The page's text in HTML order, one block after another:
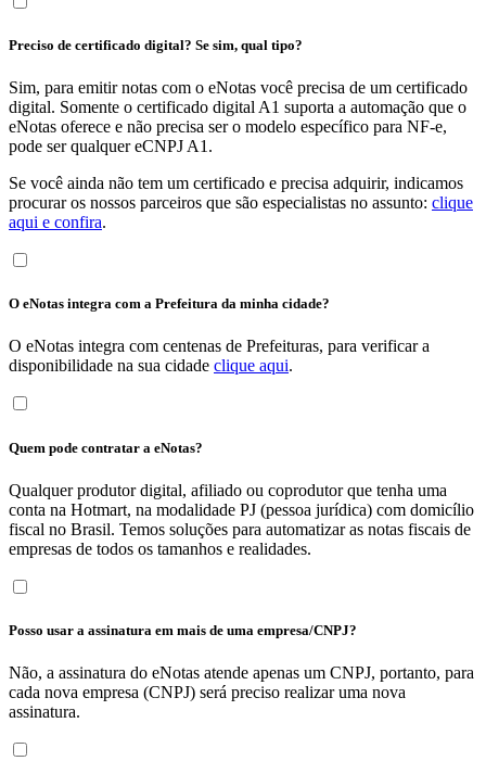
Preciso de certificado digital? Se sim, qual tipo?
Sim, para emitir notas com o eNotas você precisa de um certificado
digital. Somente o certificado digital A1 suporta a automação que o
eNotas oferece e não precisa ser o modelo específico para NF-e,
pode ser qualquer eCNPJ A1.
Se você ainda não tem um certificado e precisa adquirir, indicamos
procurar os nossos parceiros que são especialistas no assunto: clique
aqui e confira.
O eNotas integra com a Prefeitura da minha cidade?
O eNotas integra com centenas de Prefeituras, para verificar a
disponibilidade na sua cidade clique aqui.
Quem pode contratar a eNotas?
Qualquer produtor digital, afiliado ou coprodutor que tenha uma
conta na Hotmart, na modalidade PJ (pessoa jurídica) com domicílio
fiscal no Brasil. Temos soluções para automatizar as notas fiscais de
empresas de todos os tamanhos e realidades.
Posso usar a assinatura em mais de uma empresa/CNPJ?
Não, a assinatura do eNotas atende apenas um CNPJ, portanto, para
cada nova empresa (CNPJ) será preciso realizar uma nova
assinatura.